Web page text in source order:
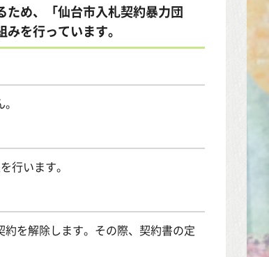
め、「仙台市入札契約暴力団
を行っています。
行います。
を解除します。その際、契約書の定